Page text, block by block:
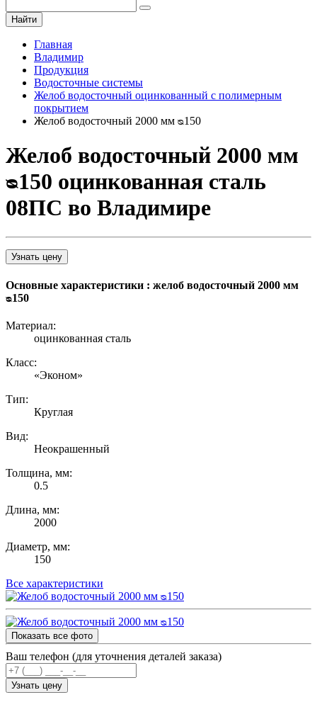
Найти
Главная
Владимир
Продукция
Водосточные системы
Желоб водосточный оцинкованный с полимерным
покрытием
Желоб водосточный 2000 мм ᴓ150
Желоб водосточный 2000 мм
ᴓ150 оцинкованная сталь
08ПС во Владимире
Узнать цену
Основные характеристики : желоб водосточный 2000 мм
ᴓ150
Материал:
оцинкованная сталь
Класс:
«Эконом»
Тип:
Круглая
Вид:
Неокрашенный
Толщина, мм:
0.5
Длина, мм:
2000
Диаметр, мм:
150
Все характеристики
Показать все фото
Ваш телефон (для уточнения деталей заказа)
Узнать цену